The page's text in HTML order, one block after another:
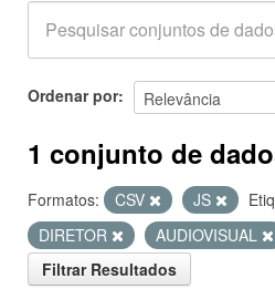
GRUPOS
SOBRE
Ordenar por
1 conjunto de
Formatos: CSV JS
DIRETOR
AUDIOVISUAL
Filtrar Resultados